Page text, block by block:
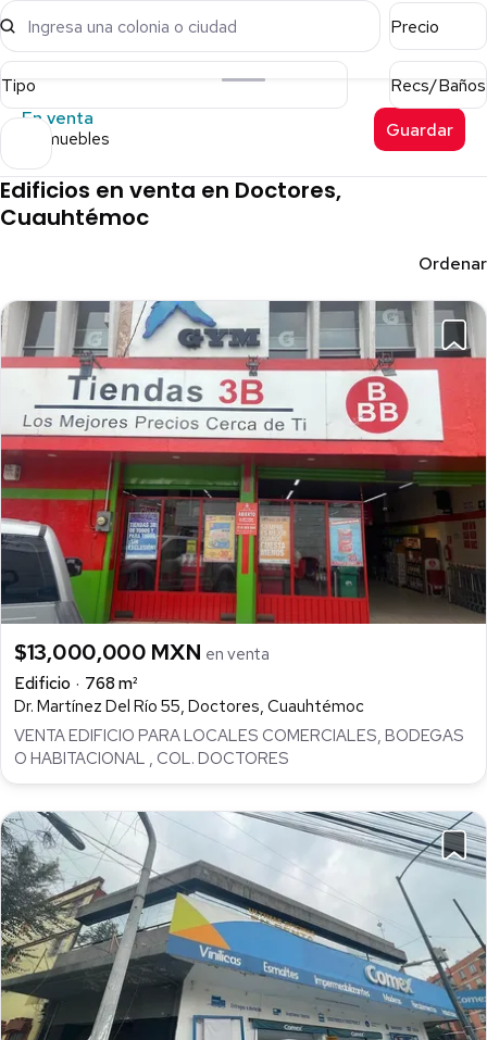
Ingresa una colonia o ciudad Precio
Tipo
Recs/Baños
En venta
11 inmuebles Guardar
Edificios en venta en Doctores,
Cuauhtémoc
Ordenar
$13,000,000 MXN en venta
Edificio
768 m²
Dr. Martínez Del Río 55, Doctores, Cuauhtémoc
VENTA EDIFICIO PARA LOCALES COMERCIALES, BODEGAS
O HABITACIONAL , COL. DOCTORES